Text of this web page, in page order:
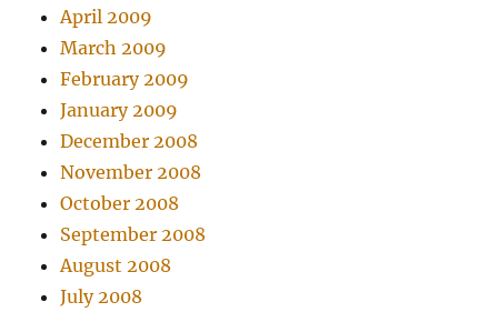
April 2009
March 2009
February 2009
January 2009
December 2008
November 2008
October 2008
September 2008
August 2008
July 2008